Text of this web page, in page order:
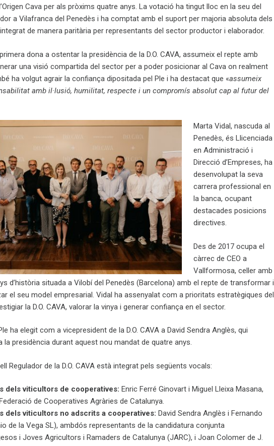
Cava per als pròxims quatre anys. La votació ha tingut lloc en la seu del
a Vilafranca del Penedès i ha comptat amb el suport per majoria absoluta dels
de manera paritària per representants del sector productor i elaborador.
dona a ostentar la presidència de la D.O. CAVA, assumeix el repte amb
una visió compartida del sector per a poder posicionar al Cava on realment
ha volgut agrair la confiança dipositada pel Ple i ha destacat que «assumeix
amb il·lusió, humilitat, respecte i un compromís absolut cap al futur del
Marta Vidal, nascuda al
Penedès, és Llicenciada
en Administració i
Direcció d’Empreses, ha
desenvolupat la seva
carrera professional en
la banca, ocupant
destacades posicions
directives.
Des de 2017 ocupa el
càrrec de CEO a
Vallformosa, celler amb
d’història situada a Vilobí del Penedès (Barcelona) amb el repte de transformar i
el seu model empresarial. Vidal ha assenyalat com a prioritats estratègiques del
la D.O. CAVA, valorar la vinya i generar confiança en el sector.
ha elegit com a vicepresident de la D.O. CAVA a David Sendra Anglès, qui
la presidència durant aquest nou mandat de quatre anys.
Regulador de la D.O. CAVA està integrat pels següents vocals:
dels viticultors de cooperatives: Enric Ferré Ginovart i Miguel Lleixa Masana,
de Cooperatives Agràries de Catalunya.
dels viticultors no adscrits a cooperatives: David Sendra Anglès i Fernando
de la Vega SL), ambdós representants de la candidatura conjunta
i Joves Agricultors i Ramaders de Catalunya (JARC), i Joan Colomer de J.